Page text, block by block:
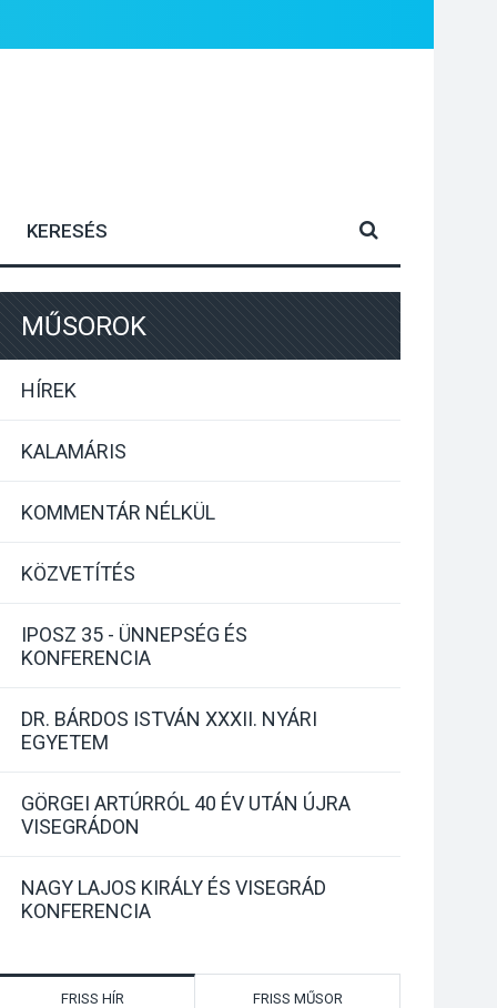
MŰSOROK
HÍREK
KALAMÁRIS
KOMMENTÁR NÉLKÜL
KÖZVETÍTÉS
IPOSZ 35 - ÜNNEPSÉG ÉS
KONFERENCIA
DR. BÁRDOS ISTVÁN XXXII. NYÁRI
EGYETEM
GÖRGEI ARTÚRRÓL 40 ÉV UTÁN ÚJRA
VISEGRÁDON
NAGY LAJOS KIRÁLY ÉS VISEGRÁD
KONFERENCIA
FRISS HÍR FRISS MŰSOR